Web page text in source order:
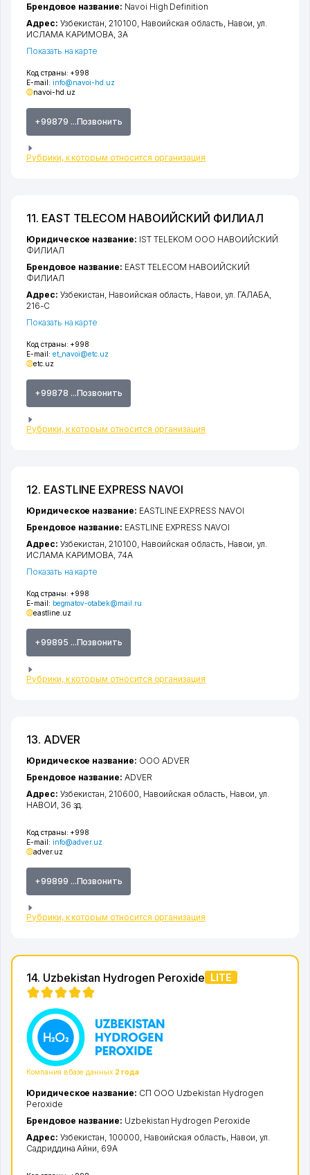
Код страны: +998
E-mail: info@navoi-hd.uz
navoi-hd.uz
+99879 ...Позвонить
Рубрики, к которым относится организация
Брендовое название: Navoi High Definition
Адрес: Узбекистан, 210100, Навоийская область Навои ,ул.
ИСЛАМА КАРИМОВА , 3A
Показать на карте
11. EAST TELECOM НАВОИЙСКИЙ ФИЛИАЛ
Код страны: +998
E-mail: et_navoi@etc.uz
etc.uz
+99878 ...Позвонить
Рубрики, к которым относится организация
Юридическое название: IST TELEKOM ООО НАВОИЙСКИЙ
ФИЛИАЛ
Брендовое название: EAST TELECOM НАВОИЙСКИЙ
ФИЛИАЛ
Адрес: Узбекистан, Навоийская область, Навои, ул. ГАЛАБА,
216-С
Показать на карте
12. EASTLINE EXPRESS NAVOI
Код страны: +998
E-mail: begmatov-otabek@mail.ru
eastline.uz
+99895 ...Позвонить
Рубрики, к которым относится организация
Юридическое название: EASTLINE EXPRESS NAVOI
Брендовое название: EASTLINE EXPRESS NAVOI
Адрес: Узбекистан, 210100, Навоийская область, Навои,ул.
ИСЛАМА КАРИМОВА, 74А
Показать на карте
13. ADVER
Код страны: +998
E-mail: info@adver.uz
adver.uz
+99899 ...Позвонить
Рубрики, к которым относится организация
Юридическое название: ООО ADVER
Брендовое название: ADVER
Адрес: Узбекистан, 210600, Навоийская область Навои ,ул.
НАВОИ , 36 зд.
14. Uzbekistan Hydrogen Peroxide LITE
Компания в базе данных 2 года
Юридическое название: СП ООО Uzbekistan Hydrogen
Peroxide
Брендовое название: Uzbekistan Hydrogen Peroxide
Адрес: Узбекистан, 100000, Навоийская область Навои ,ул.
Садриддина Айни , 69А